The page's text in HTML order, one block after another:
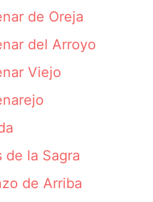
de Oreja
del Arroyo
Viejo
de la Sagra
de Arriba